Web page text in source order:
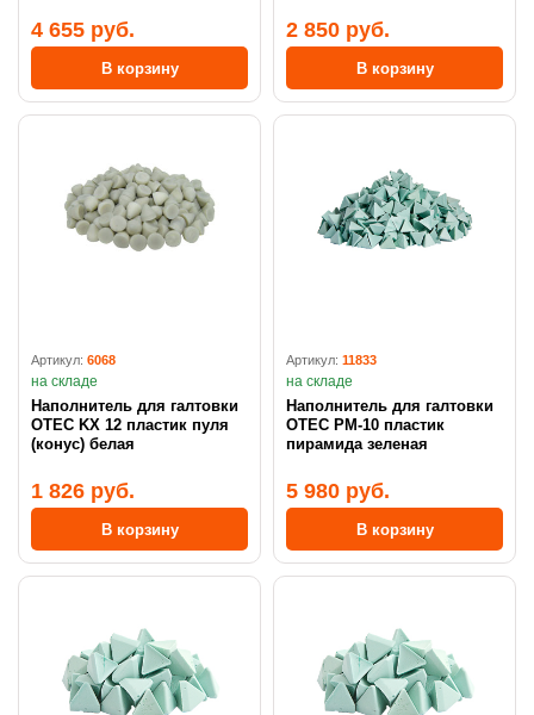
4 655 руб.
В корзину
2 850 руб.
В корзину
Артикул: 6068
на складе
Наполнитель для галтовки
OTEC KX 12 пластик пуля
(конус) белая
1 826 руб.
В корзину
Артикул: 11833
на складе
Наполнитель для галтовки
OTEC PM-10 пластик
пирамида зеленая
5 980 руб.
В корзину